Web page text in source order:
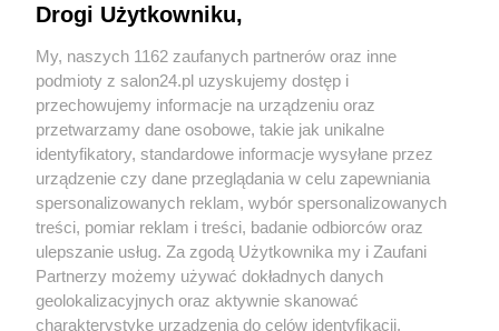
Sport
Społeczeństwo
Kultura
X Facebook Instagram Youtube
Drogi Użytkowniku,
My, naszych 1162 zaufanych partnerów oraz inne
podmioty z salon24.pl uzyskujemy dostęp i
przechowujemy informacje na urządzeniu oraz
przetwarzamy dane osobowe, takie jak unikalne
identyfikatory, standardowe informacje wysyłane przez
urządzenie czy dane przeglądania w celu zapewniania
spersonalizowanych reklam, wybór spersonalizowanych
treści, pomiar reklam i treści, badanie odbiorców oraz
ulepszanie usług. Za zgodą Użytkownika my i Zaufani
Partnerzy możemy używać dokładnych danych
geolokalizacyjnych oraz aktywnie skanować
charakterystykę urządzenia do celów identyfikacji.